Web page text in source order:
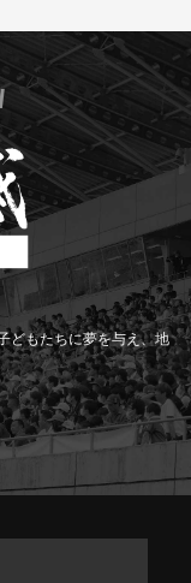
どもたちに夢を与え、地